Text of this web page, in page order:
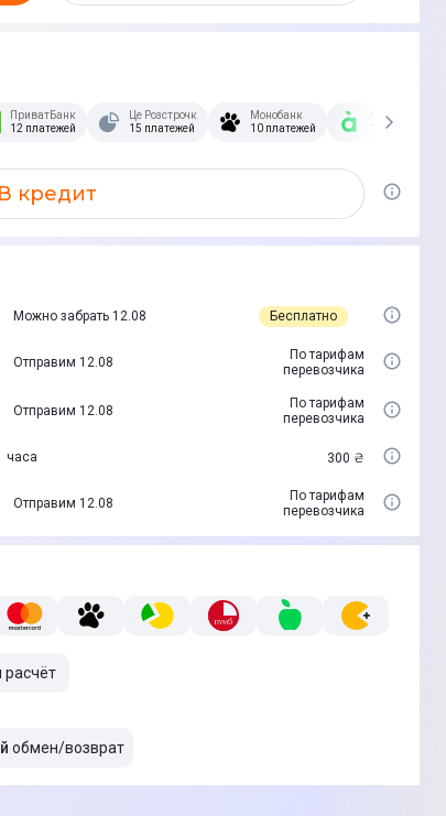
Скибочка.
ПриватБанк
12 платежей
Це Розстрочка
15 платежей
Монобанк
10 платежей
А-Банк
10 платежей
В кредит
Можно забрать 12.08 Бесплатно
Отправим 12.08
По тарифам
перевозчика
Отправим 12.08
По тарифам
перевозчика
часа 300 ₴
Отправим 12.08
По тарифам
перевозчика
расчёт
обмен/возврат